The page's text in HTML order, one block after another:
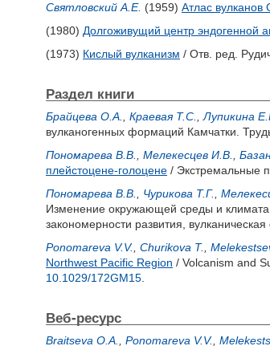
Святловский А.Е. (1959) Атлас
(1980) Долгоживущий центр эндогенной
(1973) Кислый вулканизм / Отв. ред.
Раздел книги
Брайцева О.А. Краевая Т.С. Лупикина
вулканогенных формаций Камчатки.
Пономарева В.В.
Мелекесцев И.В.
плейстоцене-голоцене / Экстремальные
Пономарева В.В.
Чурикова Т.Г.
Изменение окружающей среды и
закономерности развития,
Ponomareva V.V. Churikova T.
Northwest Pacific Region / Volcanism and
10.1029/172GM15
Веб-ресурс
Braitseva O.A. Ponomareva V.V.